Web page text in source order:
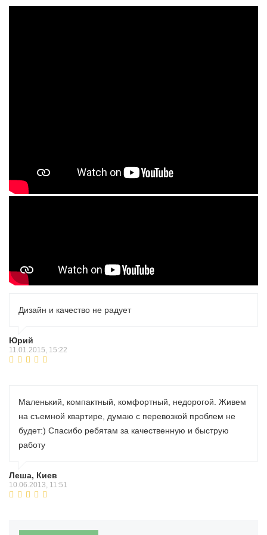
Дизайн и качество не радует
Юрий
11.01.2015, 15:22
Маленький, компактный, комфортный, недорогой. Живем
на съемной квартире, думаю с перевозкой проблем не
будет:) Спасибо ребятам за качественную и быструю
работу
Леша, Киев
10.06.2013, 11:51